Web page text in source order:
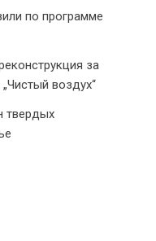
по программе
за
воздух“
твердых